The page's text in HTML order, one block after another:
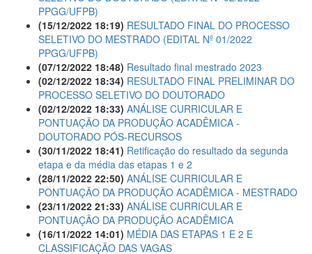
PPGG/UFPB)
(15/12/2022 18:19) RESULTADO FINAL DO PROCESSO
SELETIVO DO MESTRADO (EDITAL Nº 01/2022 
PPGG/UFPB)
(07/12/2022 18:48) Resultado final mestrado 2023
(02/12/2022 18:34) RESULTADO FINAL PRELIMINAR DO
PROCESSO SELETIVO DO DOUTORADO
(02/12/2022 18:33) ANÁLISE CURRICULAR E
PONTUAÇÃO DA PRODUÇÃO ACADÊMICA -
DOUTORADO PÓS-RECURSOS
(30/11/2022 18:41) Retificação do resultado da segunda
etapa e da média das etapas 1 e 2
(28/11/2022 22:50) ANÁLISE CURRICULAR E
PONTUAÇÃO DA PRODUÇÃO ACADÊMICA - MESTRADO
(23/11/2022 21:33) ANÁLISE CURRICULAR E
PONTUAÇÃO DA PRODUÇÃO ACADÊMICA
(16/11/2022 14:01) MÉDIA DAS ETAPAS 1 E 2 E
CLASSIFICAÇÃO DAS VAGAS